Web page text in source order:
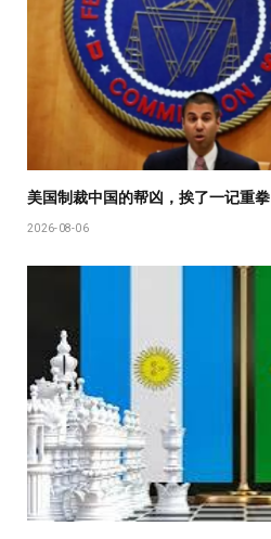
美国制裁中国的帮凶，挨了一记重拳
2026-08-06